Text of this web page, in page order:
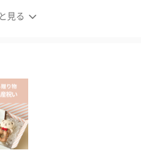
見る
winnie in the wood）